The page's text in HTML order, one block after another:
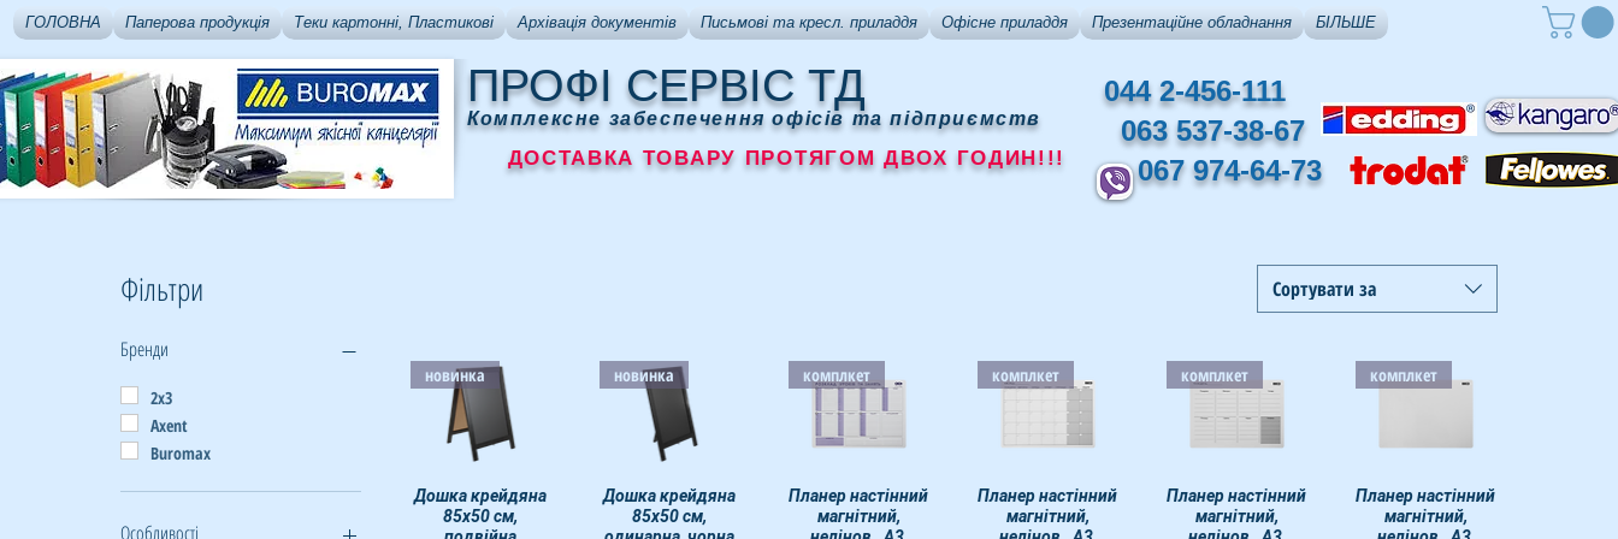
ГОЛОВНА Паперова продукція Теки картонні, Пластикові Архівація документів Письмові та кресл. приладдя Офісне приладдя Презентаційне обладнання БІЛЬШЕ
ПРОФІ СЕРВІС ТД
Комплексне забеспечення офісів та підприємств
ДОСТАВКА ТОВАРУ ПРОТЯГОМ ДВОХ ГОДИН!!!
044 2-456-111
063 537-38-67
067 974-64-73
Фільтри
Бренди
2х3
Axent
Buromax
Особливості
Сортувати за
Швидкий перегляд
новинка
Дошка крейдяна
85х50 см,
Швидкий перегляд
новинка
Дошка крейдяна
85х50 см,
Швидкий перегляд
комплкет
Планер настінний
магнітний,
Швидкий перегляд
комплкет
Планер настінний
магнітний,
Швидкий перегляд
комплкет
Планер настінний
магнітний,
Швидкий перегляд
комплкет
Планер настінний
магнітний,